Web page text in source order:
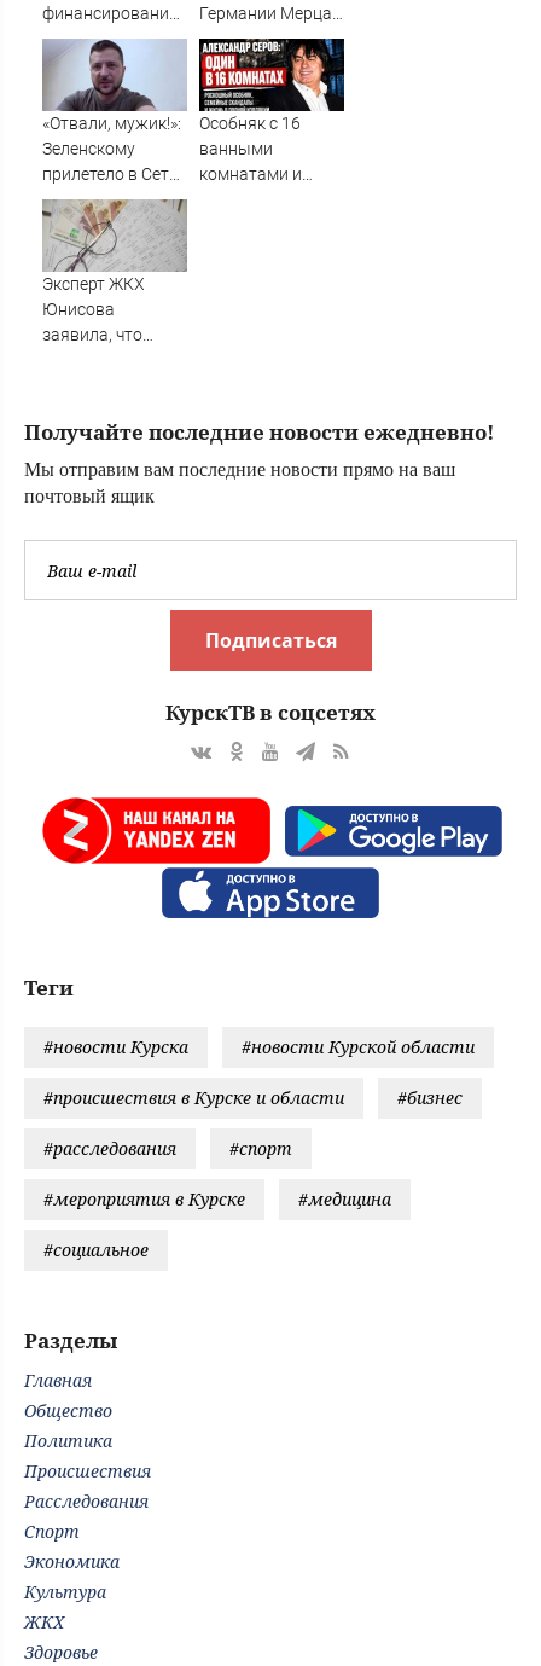
финансировании
госпереворота на
Украине
Германии Мерца:
последние
новости на 7
августа 2026 и
прогнозы
«Отвали, мужик!»:
Зеленскому
прилетело в Сети
из-за визита в
Сербию
Особняк с 16
ванными
комнатами и
Эксперт ЖКХ
Юнисова
заявила, что
Получайте последние новости ежедневно!
Мы отправим вам последние новости прямо на ваш
почтовый ящик
Подписаться
КурскТВ в соцсетях
Теги
#новости Курска #новости Курской области
#происшествия в Курске и области #бизнес
#расследования #спорт
#мероприятия в Курске #медицина
#социальное
Разделы
Главная
Общество
Политика
Происшествия
Расследования
Спорт
Экономика
Культура
ЖКХ
Здоровье